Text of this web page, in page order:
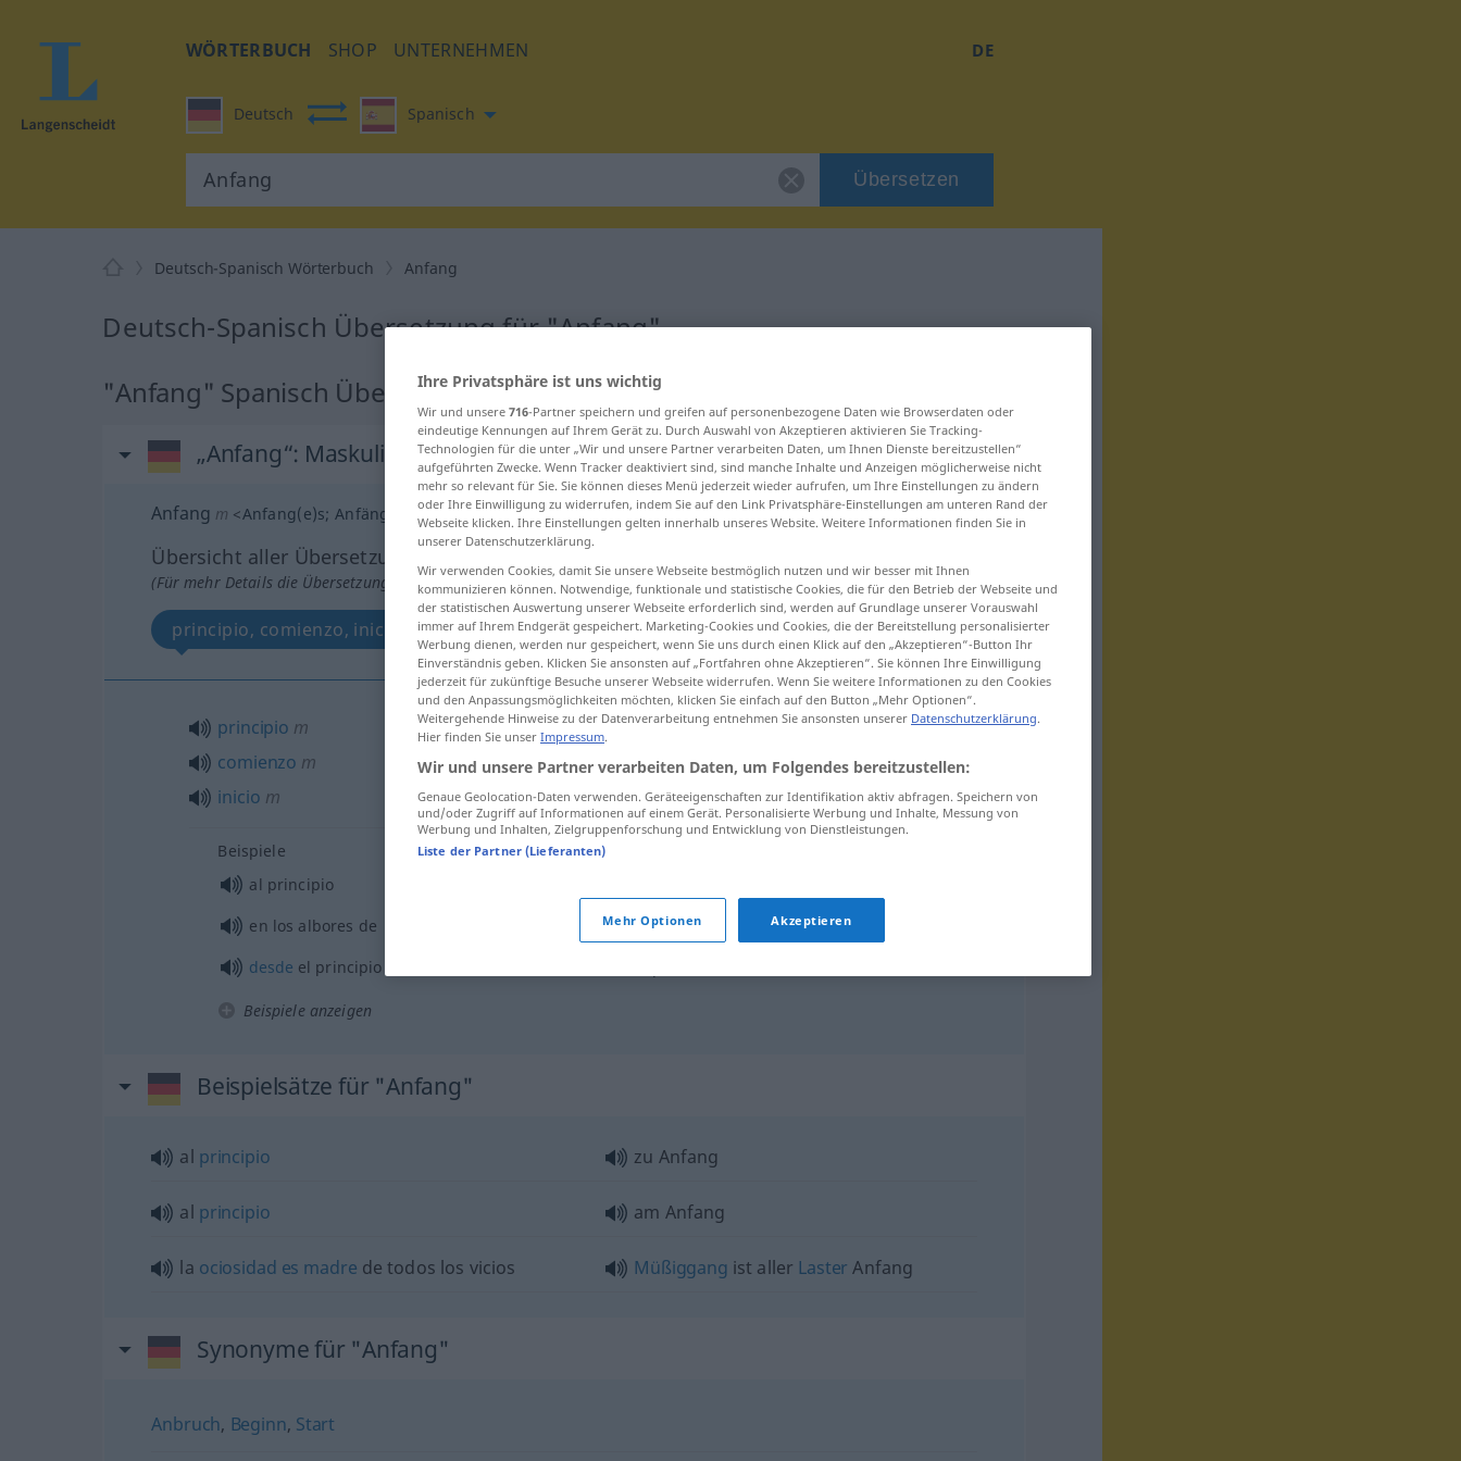
WÖRTERBUCH SHOP UNTERNEHMEN DE
Deutsch Spanisch
Übersetzen
Deutsch-Spanisch Wörterbuch Anfang
Deutsch-Spanisch Übersetzung für "Anfang"
"Anfang" Spanisch Übersetzung
„Anfang“: Maskulinum
Anfang m <Anfang(e)s; Anfänge
Übersicht aller Übersetzungen
(Für mehr Details die Übersetzung anklicken/antippen)
principio, comienzo, inicio
principio m
comienzo m
inicio m
Anfang
Beispiele
al principio
en los albores de
in den Anfängen (GEN)
desde el principio
Beispiele anzeigen
Beispielsätze für "Anfang"
al principio zu Anfang
al principio am Anfang
la ociosidad es madre de todos los vicios Müßiggang ist aller Laster Anfang
Synonyme für "Anfang"
Anbruch, Beginn, Start
Ihre Privatsphäre ist uns wichtig
Wir und unsere 716-Partner speichern und greifen auf personenbezogene Daten wie Browserdaten oder
eindeutige Kennungen auf Ihrem Gerät zu. Durch Auswahl von Akzeptieren aktivieren Sie Tracking-
Technologien für die unter „Wir und unsere Partner verarbeiten Daten, um Ihnen Dienste bereitzustellen“
aufgeführten Zwecke. Wenn Tracker deaktiviert sind, sind manche Inhalte und Anzeigen möglicherweise nicht
mehr so relevant für Sie. Sie können dieses Menü jederzeit wieder aufrufen, um Ihre Einstellungen zu ändern
oder Ihre Einwilligung zu widerrufen, indem Sie auf den Link Privatsphäre-Einstellungen am unteren Rand der
Webseite klicken. Ihre Einstellungen gelten innerhalb unseres Website. Weitere Informationen finden Sie in
unserer Datenschutzerklärung.
Wir verwenden Cookies, damit Sie unsere Webseite bestmöglich nutzen und wir besser mit Ihnen
kommunizieren können. Notwendige, funktionale und statistische Cookies, die für den Betrieb der Webseite und
der statistischen Auswertung unserer Webseite erforderlich sind, werden auf Grundlage unserer Vorauswahl
immer auf Ihrem Endgerät gespeichert. Marketing-Cookies und Cookies, die der Bereitstellung personalisierter
Werbung dienen, werden nur gespeichert, wenn Sie uns durch einen Klick auf den „Akzeptieren“-Button Ihr
Einverständnis geben. Klicken Sie ansonsten auf „Fortfahren ohne Akzeptieren“. Sie können Ihre Einwilligung
jederzeit für zukünftige Besuche unserer Webseite widerrufen. Wenn Sie weitere Informationen zu den Cookies
und den Anpassungsmöglichkeiten möchten, klicken Sie einfach auf den Button „Mehr Optionen“.
Weitergehende Hinweise zu der Datenverarbeitung entnehmen Sie ansonsten unserer Datenschutzerklärung.
Hier finden Sie unser Impressum.
Wir und unsere Partner verarbeiten Daten, um Folgendes bereitzustellen:
Genaue Geolocation-Daten verwenden. Geräteeigenschaften zur Identifikation aktiv abfragen. Speichern von
und/oder Zugriff auf Informationen auf einem Gerät. Personalisierte Werbung und Inhalte, Messung von
Werbung und Inhalten, Zielgruppenforschung und Entwicklung von Dienstleistungen.
Liste der Partner (Lieferanten)
Mehr Optionen Akzeptieren